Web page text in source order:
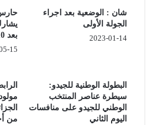
في المجموع بالنسبة للمنتخبات المشاركة
بعد 10 أعوام من الغياب
15
شان : الوضعية بعد اجراء
الجولة الأولى
2023-01-14
من
البطولة الوطنية للجيدو:
سيطرة عناصر المنتخب
الوطني للجيدو على منافسات
اليوم الثاني